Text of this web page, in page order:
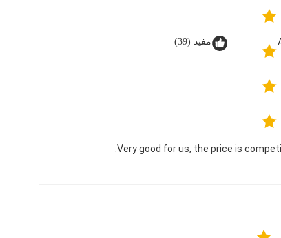
مفید (39)
Very good for us, the price is